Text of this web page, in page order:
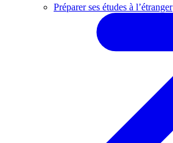
Préparer ses études à l’étranger